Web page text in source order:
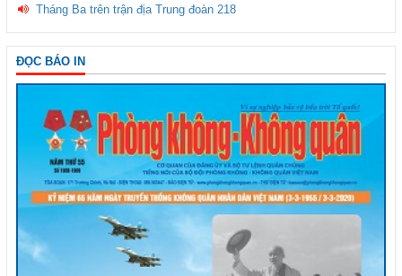
Tháng Ba trên trận địa Trung đoàn 218
ĐỌC BÁO IN